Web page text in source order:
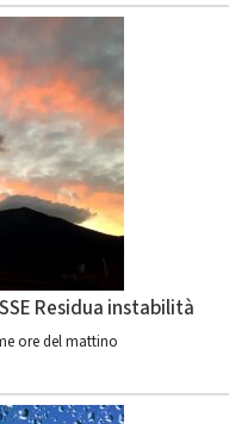
Residua instabilità
ore del mattino